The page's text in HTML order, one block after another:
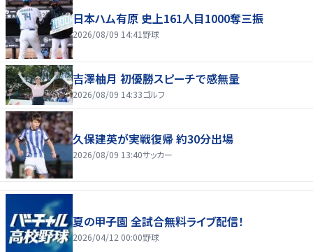
日本ハム有原 史上161人目1000奪三振
2026/08/09 14:41 野球
吉澤柚月 初優勝スピーチで感無量
2026/08/09 14:33ゴルフ
久保建英が実戦復帰 約30分出場
2026/08/09 13:40サッカー
夏の甲子園 全試合無料ライブ配信！
2026/04/12 00:00野球